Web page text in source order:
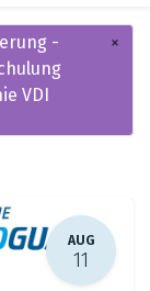
-
VDI
×
AUG
11